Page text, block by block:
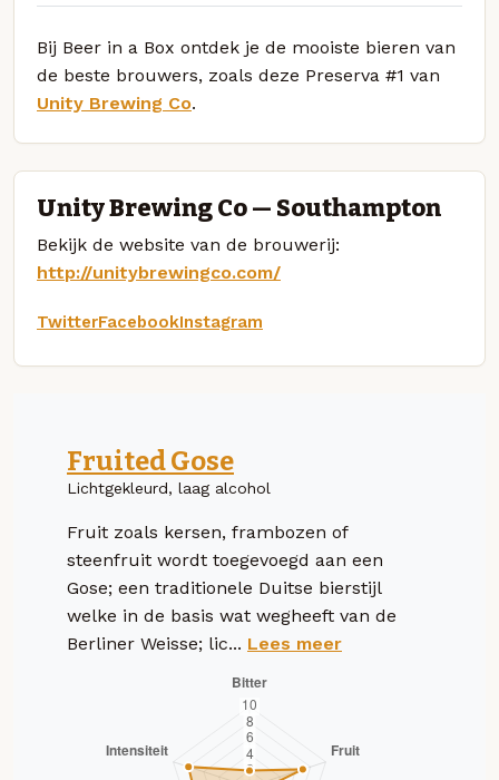
Bij Beer in a Box ontdek je de mooiste bieren van
de beste brouwers, zoals deze Preserva #1 van
Unity Brewing Co.
Unity Brewing Co — Southampton
Bekijk de website van de brouwerij:
http://unitybrewingco.com/
TwitterFacebookInstagram
Fruited Gose
Lichtgekleurd, laag alcohol
Fruit zoals kersen, frambozen of
steenfruit wordt toegevoegd aan een
Gose; een traditionele Duitse bierstijl
welke in de basis wat wegheeft van de
Berliner Weisse; lic... Lees meer